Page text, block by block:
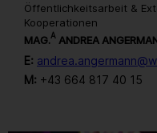
Öffentlichkeitsarbeit &
Kooperationen
MAG.A ANDREA
E:
M: +43 664 817 40 15